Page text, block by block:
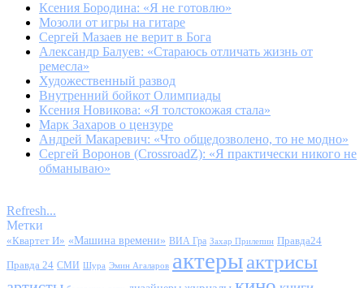
Ксения Бородина: «Я не готовлю»
Мозоли от игры на гитаре
Сергей Мазаев не верит в Бога
Александр Балуев: «Стараюсь отличать жизнь от
ремесла»
Художественный развод
Внутренний бойкот Олимпиады
Ксения Новикова: «Я толстокожая стала»
Марк Захаров о цензуре
Андрей Макаревич: «Что общедозволено, то не модно»
Сергей Воронов (CrossroadZ): «Я практически никого не
обманываю»
Refresh...
Метки
«Квартет И» «Машина времени» ВИА Гра Захар Прилепин Правда24
Правда 24 СМИ Шура Эмин Агаларов актерыактрисы